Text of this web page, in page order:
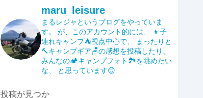
er e
b
o
o
k
y
Li
n
k
maru_leisure
まるレジャというブログをやっていま
す。 が、このアカウント的には、
👦子
連れキャンプ⛺️視点中心で、
まったりと
🔨キャンプギア🪑の感想を投稿したり、
みんなの🏕️キャンプフォト🏞️を眺めたい
な、
と思っています😊
投稿が見つか